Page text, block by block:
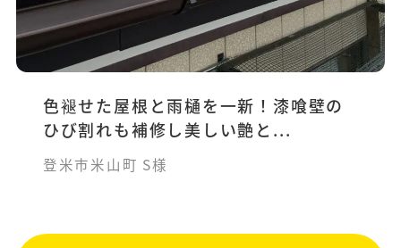
色褪せた屋根と雨樋を一新！漆喰壁の
ひび割れも補修し美しい艶と...
登米市米山町 S様